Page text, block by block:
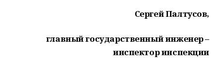
Сергей Палтусов,
главный государственный инженер –
инспектор инспекции